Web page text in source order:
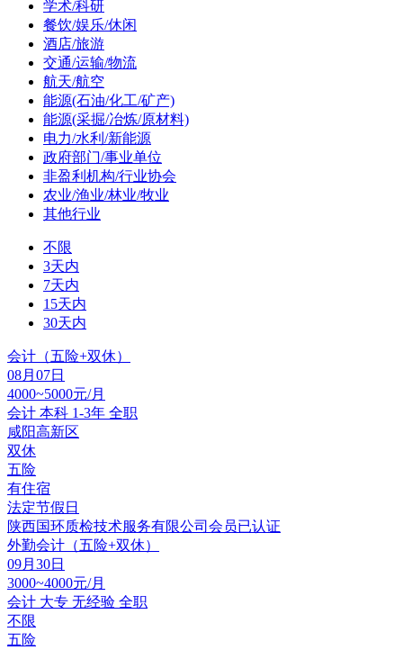
学术/科研
餐饮/娱乐/休闲
酒店/旅游
交通/运输/物流
航天/航空
能源(石油/化工/矿产)
能源(采掘/冶炼/原材料)
电力/水利/新能源
政府部门/事业单位
非盈利机构/行业协会
农业/渔业/林业/牧业
其他行业
不限
3天内
7天内
15天内
30天内
会计（五险+双休）
08月07日
4000~5000元/月
会计 本科 1-3年 全职
咸阳高新区
双休
五险
有住宿
法定节假日
陕西国环质检技术服务有限公司 会员已认证
外勤会计（五险+双休）
09月30日
3000~4000元/月
会计 大专 无经验 全职
不限
五险